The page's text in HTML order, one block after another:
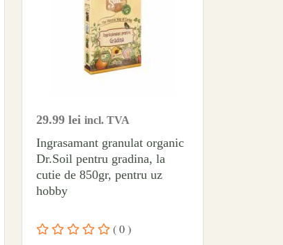
29.99 lei incl. TVA
Ingrasamant granulat organic
Dr.Soil pentru gradina, la
cutie de 850gr, pentru uz
hobby
( 0 )